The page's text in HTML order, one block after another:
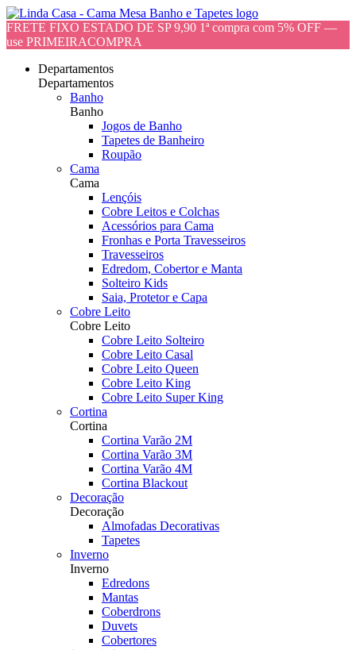
FRETE FIXO ESTADO DE SP 9,90 1ª compra com 5% OFF —
use PRIMEIRACOMPRA
Departamentos
Departamentos
Banho
Banho
Jogos de Banho
Tapetes de Banheiro
Roupão
Cama
Cama
Lençóis
Cobre Leitos e Colchas
Acessórios para Cama
Fronhas e Porta Travesseiros
Travesseiros
Edredom, Cobertor e Manta
Solteiro Kids
Saia, Protetor e Capa
Cobre Leito
Cobre Leito
Cobre Leito Solteiro
Cobre Leito Casal
Cobre Leito Queen
Cobre Leito King
Cobre Leito Super King
Cortina
Cortina
Cortina Varão 2M
Cortina Varão 3M
Cortina Varão 4M
Cortina Blackout
Decoração
Decoração
Almofadas Decorativas
Tapetes
Inverno
Inverno
Edredons
Mantas
Coberdrons
Duvets
Cobertores